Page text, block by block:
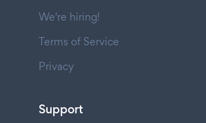
We're hiring!
Terms of Service
Privacy
Support